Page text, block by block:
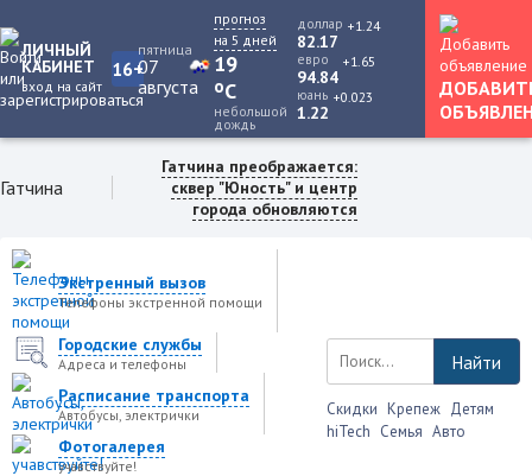
ЛИЧНЫЙ
КАБИНЕТ
вход на сайт
16+
пятница
07
августа
прогноз
на 5 дней
19
oC
небольшой
дождь
доллар
82.17
+1.24
евро
94.84
+1.65
юань
1.22
+0.023
Гатчина
Гатчина преображается:
сквер "Юность" и центр
города обновляются
Экстренный вызов
Телефоны экстренной помощи
Городские службы
Адреса и телефоны
Расписание транспорта
Автобусы, электрички
Фотогалерея
учавствуйте!
Найти
Скидки Крепеж Детям
hiTech Семья Авто